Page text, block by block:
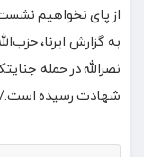
از پای نخواهیم
به گزارش ایرنا،
نصرالله در حمله
شهادت رسیده است./